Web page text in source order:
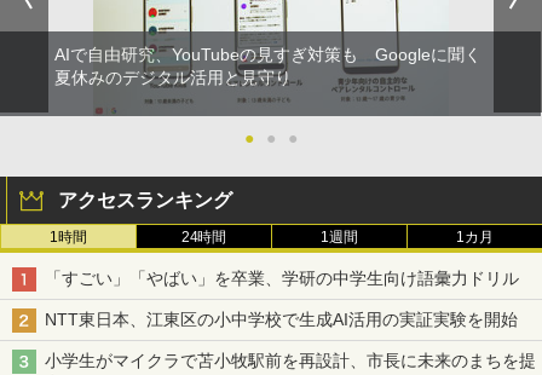
AIで自由研究、YouTubeの見すぎ対策も Googleに聞く
夏休みのデジタル活用と見守り
● ● ●
アクセスランキング
1時間 24時間 1週間 1カ月
「すごい」「やばい」を卒業、学研の中学生向け語彙力ドリル
NTT東日本、江東区の小中学校で生成AI活用の実証実験を開始
小学生がマイクラで苫小牧駅前を再設計、市長に未来のまちを提